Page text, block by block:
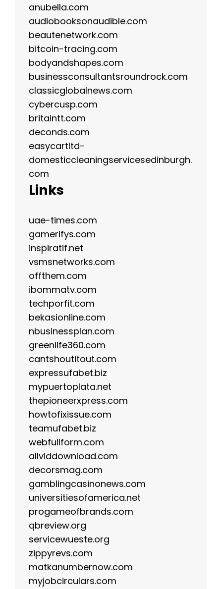
anubella.com
audiobooksonaudible.com
beautenetwork.com
bitcoin-tracing.com
bodyandshapes.com
businessconsultantsroundrock.com
classicglobalnews.com
cybercusp.com
britaintt.com
deconds.com
easycartltd-
domesticcleaningservicesedinburgh.
com
Links
uae-times.com
gamerifys.com
inspiratif.net
vsmsnetworks.com
offthem.com
ibommatv.com
techporfit.com
bekasionline.com
nbusinessplan.com
greenlife360.com
cantshoutitout.com
expressufabet.biz
mypuertoplata.net
thepioneerxpress.com
howtofixissue.com
teamufabet.biz
webfullform.com
allviddownload.com
decorsmag.com
gamblingcasinonews.com
universitiesofamerica.net
progameofbrands.com
qbreview.org
servicewueste.org
zippyrevs.com
matkanumbernow.com
myjobcirculars.com